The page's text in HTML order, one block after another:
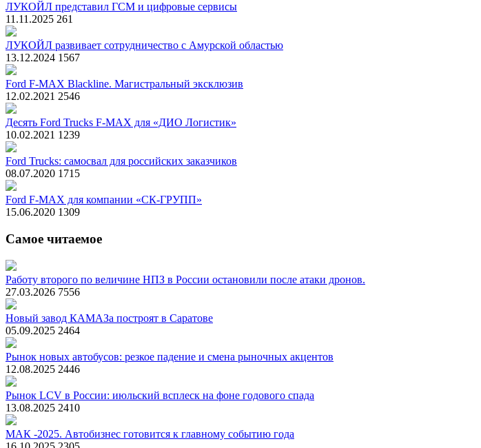
ЛУКОЙЛ представил ГСМ и цифровые сервисы
11.11.2025 261
ЛУКОЙЛ развивает сотрудничество с Амурской областью
13.12.2024 1567
Ford F-MAX Blackline. Магистральный эксклюзив
12.02.2021 2546
Десять Ford Trucks F-MAX для «ДИО Логистик»
10.02.2021 1239
Ford Trucks: самосвал для российских заказчиков
08.07.2020 1715
Ford F-MAX для компании «СК-ГРУПП»
15.06.2020 1309
Самое читаемое
Работу второго по величине НПЗ в России остановили после атаки дронов.
27.03.2026 7556
Новый завод КАМАЗа построят в Саратове
05.09.2025 2464
Рынок новых автобусов: резкое падение и смена рыночных акцентов
12.08.2025 2446
Рынок LCV в России: июльский всплеск на фоне годового спада
13.08.2025 2410
МАК -2025. Автобизнес готовится к главному событию года